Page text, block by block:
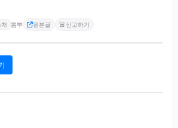
처 뽐뿌 원본글 🚨신고하기